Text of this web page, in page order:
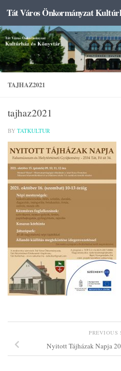
Skip to content
TAJHAZ2021
tajhaz2021
BY TATKULTUR
PREVIOUS
Nyitott Tájházak Napja